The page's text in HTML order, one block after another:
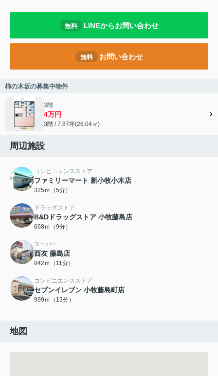
無料 LINEからお問い合わせ
無料 お問い合わせ
柿の木坂の募集中物件
3階
4万円
3階 / 7.87坪(26.04㎡)
周辺施設
コンビニエンスストア
ファミリーマート 新小牧小木店
325ｍ（5分）
ドラッグストア
B&Dドラッグストア 小牧藤島店
668ｍ（9分）
スーパー
西友 藤島店
842ｍ（11分）
コンビニエンスストア
セブンイレブン 小牧藤島町店
999ｍ（13分）
地図